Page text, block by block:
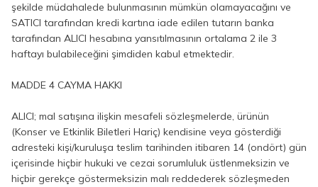
şekilde müdahalede bulunmasının mümkün olamayacağını ve
SATICI tarafından kredi kartına iade edilen tutarın banka
tarafından ALICI hesabına yansıtılmasının ortalama 2 ile 3
haftayı bulabileceğini şimdiden kabul etmektedir.
MADDE 4 CAYMA HAKKI
ALICI; mal satışına ilişkin mesafeli sözleşmelerde, ürünün
(Konser ve Etkinlik Biletleri Hariç) kendisine veya gösterdiği
adresteki kişi/kuruluşa teslim tarihinden itibaren 14 (ondört) gün
içerisinde hiçbir hukuki ve cezai sorumluluk üstlenmeksizin ve
hiçbir gerekçe göstermeksizin malı reddederek sözleşmeden